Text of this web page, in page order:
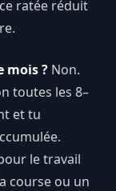
ratée réduit
mois ? Non.
toutes les 8–
et tu
le travail
course ou un